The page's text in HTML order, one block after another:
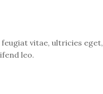
vitae, ultricies eget,
leo.